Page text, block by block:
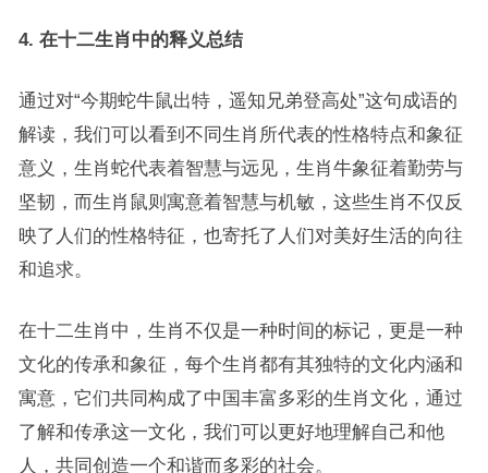
4. 在十二生肖中的释义总结
通过对“今期蛇牛鼠出特，遥知兄弟登高处”这句成语的
解读，我们可以看到不同生肖所代表的性格特点和象征
意义，生肖蛇代表着智慧与远见，生肖牛象征着勤劳与
坚韧，而生肖鼠则寓意着智慧与机敏，这些生肖不仅反
映了人们的性格特征，也寄托了人们对美好生活的向往
和追求。
在十二生肖中，生肖不仅是一种时间的标记，更是一种
文化的传承和象征，每个生肖都有其独特的文化内涵和
寓意，它们共同构成了中国丰富多彩的生肖文化，通过
了解和传承这一文化，我们可以更好地理解自己和他
人，共同创造一个和谐而多彩的社会。